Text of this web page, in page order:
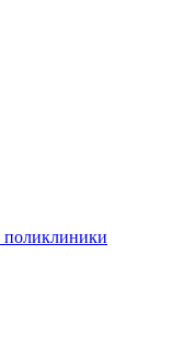
поликлиники